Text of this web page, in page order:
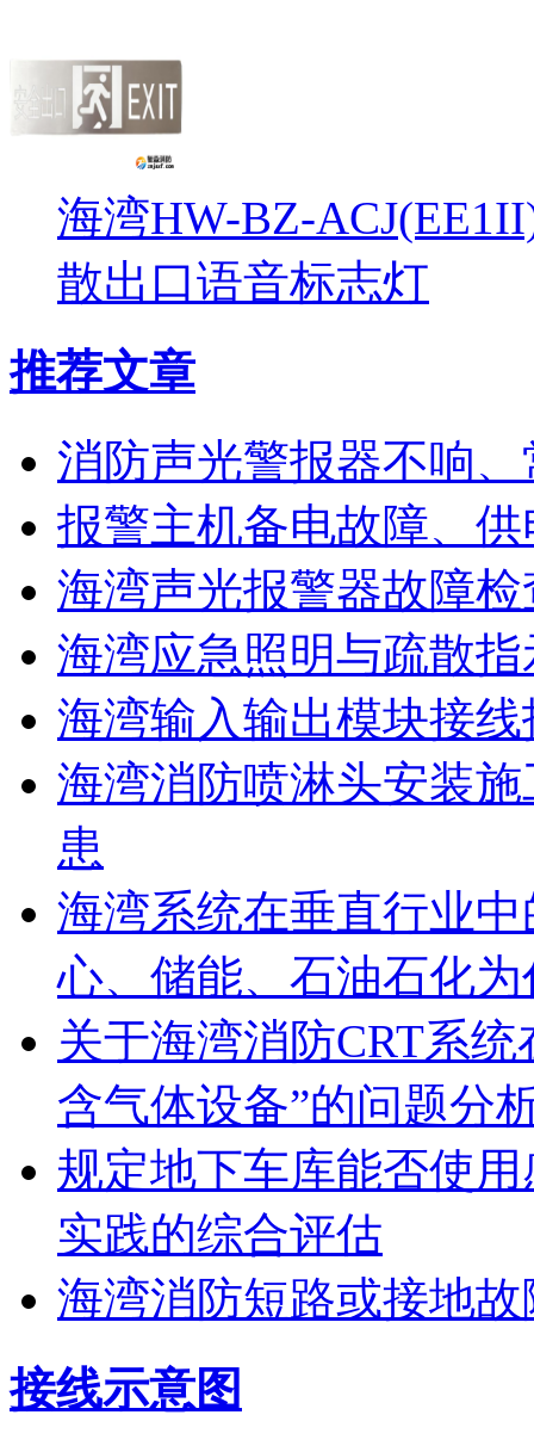
海湾HW-BZ-
散出口语音标志灯
推荐文章
消防声光警报器不响
报警主机备电故障、
海湾声光报警器故障
海湾应急照明与疏散
海湾输入输出模块接
海湾消防喷淋头安装
患
海湾系统在垂直行业
心、储能、石油石化
关于海湾消防CRT系
含气体设备”的问题分
规定地下车库能否使
实践的综合评估
海湾消防短路或接地
接线示意图